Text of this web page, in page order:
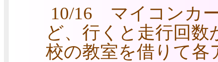
10/16 マイコンカ
ど、行くと走行回
校の教室を借りて各